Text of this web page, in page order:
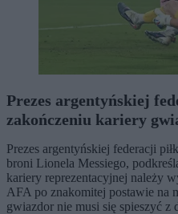
Prezes argentyńskiej
zakończeniu kariery
Prezes argentyńskiej federacji
broni Lionela Messiego,
kariery reprezentacyjnej należy
AFA po znakomitej postawie na
gwiazdor nie musi się spieszyć z